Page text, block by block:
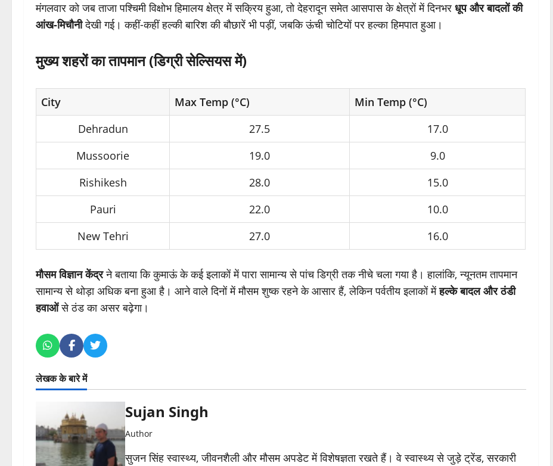
मंगलवार को जब ताजा पश्चिमी विक्षोभ हिमालय क्षेत्र में सक्रिय हुआ, तो देहरादून समेत आसपास के क्षेत्रों में दिनभर धूप और बादलों की
आंख-मिचौनीदेखी गई। कहीं-कहीं हल्की बारिश की बौछारें भी पड़ीं, जबकि ऊंची चोटियों पर हल्का हिमपात हुआ।
मुख्य शहरों का तापमान (डिग्री सेल्सियस में)
City Max Temp (°C)
Min Temp (°C)
Dehradun
27.5
17.0
Mussoorie
19.0
9.0
Rishikesh
28.0
15.0
Pauri
22.0
10.0
New Tehri
27.0 16.0
मौसम विज्ञान केंद्रने बताया कि कुमाऊं के कई इलाकों में पारा सामान्य से पांच डिग्री तक नीचे चला गया है। हालांकि, न्यूनतम तापमान
सामान्य से थोड़ा अधिक बना हुआ है। आने वाले दिनों में मौसम शुष्क रहने के आसार हैं, लेकिन पर्वतीय इलाकों मेंहल्के बादल और ठंडी
हवाओंसे ठंड का असर बढ़ेगा।
लेखक के बारे में
Sujan Singh
Author
सुजन सिंह स्वास्थ्य, जीवनशैली और मौसम अपडेट में विशेषज्ञता रखते हैं। वे स्वास्थ्य से जुड़े ट्रेंड, सरकारी